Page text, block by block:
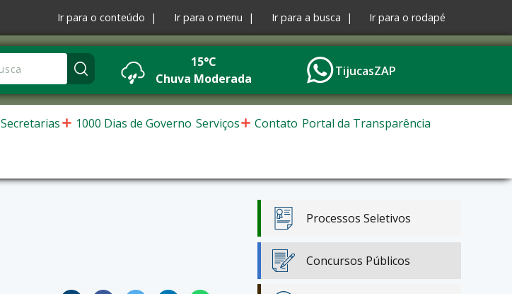
Ir para o conteúdo | Ir para o menu | Ir para a busca | Ir para o rodapé
15°C
Chuva Moderada
TijucasZAP
Secretarias 1000 Dias de Governo Serviços Contato Portal da Transparência
Processos Seletivos
Concursos Públicos